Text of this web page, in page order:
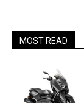
MOST READ